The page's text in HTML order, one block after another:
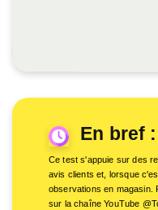
En bref :
Ce test s'appuie sur des
avis clients et, lorsque
observations en magasin.
sur la chaîne YouTube